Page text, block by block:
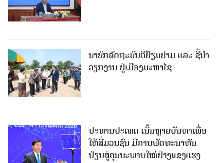
ນາຍົກລັດຖະມົນຕີຢ້ຽມຢາມ ແລະ ຊີ້ນຳ
ວຽກງານ ຢູ່ເມືອງມະຫາໄຊ
ປະທານປະເທດ ເນັ້ນຫຼາຍບັນຫາເພື່ອ
ໃຫ້ສື່ມວນຊົນ ມີການພັດທະນາຫັນ
ປ່ຽນສູ່ຄຸນນະພາບໃໝ່ຢ່າງແຂງແຮງ